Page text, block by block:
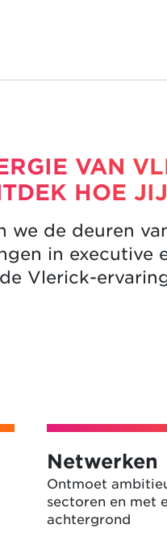
VAN
HOE
we de deuren
in executive
Vlerick-
Netwerken
Ontmoet
sectoren en met
achtergrond